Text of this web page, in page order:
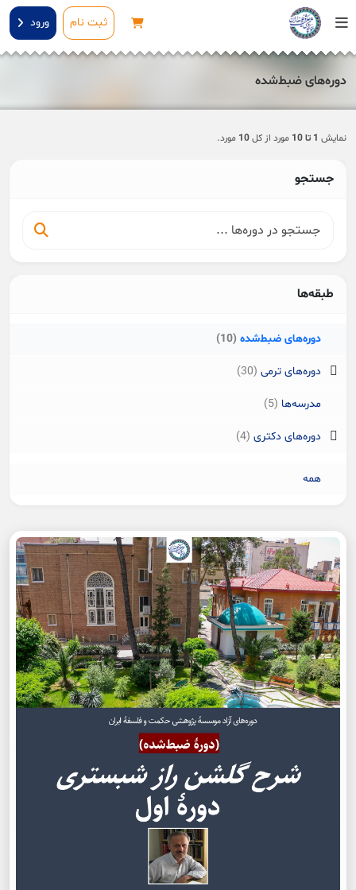
پرش به محتوای اصلی
ثبت نام ورود
دوره‌های ضبط‌شده
نمایش 1 تا 10 مورد از کل10 مورد.
جستجو
طبقه‌ها
دوره‌های ضبط‌شده (10)
دوره‌های ترمی (30)
مدرسه‌ها (5)
دوره‌های دکتری (4)
همه